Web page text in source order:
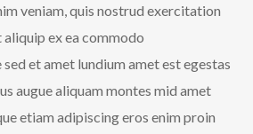
veniam, quis nostrud exercitation
ex ea commodo
et amet lundium amet est egestas
augue aliquam montes mid amet
etiam adipiscing eros enim proin